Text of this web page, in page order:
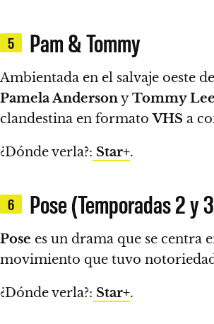
5 Pam & Tommy
Ambientada en el salvaje oeste
Pamela AndersonyTommy Lee
clandestina en formatoVHS a
¿Dónde verla?: Star+.
6 Pose (Temporadas 2 y
Pose es un drama que se centra
movimiento que tuvo
¿Dónde verla?: Star+.